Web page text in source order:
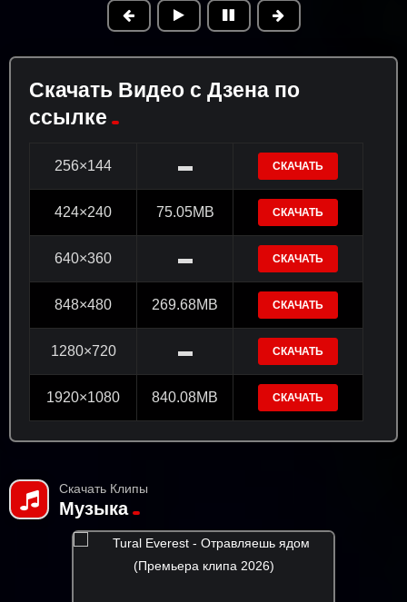
Скачать Видео с Дзена по
ссылке
256×144 ▬ СКАЧАТЬ
424×240 75.05MB СКАЧАТЬ
640×360 ▬ СКАЧАТЬ
848×480 269.68MB СКАЧАТЬ
1280×720 ▬ СКАЧАТЬ
1920×1080 840.08MB СКАЧАТЬ
Скачать Клипы
Музыка